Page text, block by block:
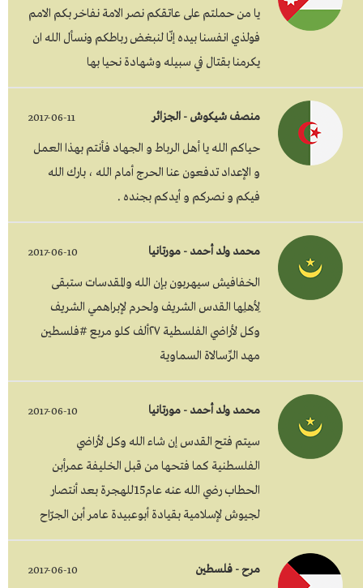
يا من حملتم على عاتقكم نصر الامة نفاخر بكم الامم
فولذي انفسنا بيده إنّا لنبغض رباطكم ونسأل الله ان
يكرمنا بقتال في سبيله وشهادة نحيا بها
منصف شيكوش - الجزائر 2017-06-11
حياكم الله يا أهل الرباط و الجهاد فأنتم بهذا العمل
و الإعداد تدفعون عنا الحرج أمام الله ، بارك الله
فيكم و نصركم و أيدكم بجنده .
محمد ولد أحمد - مورتانيا 2017-06-10
الخفافيش سيهربون بإن الله والمقدسات ستبقى
لِأهلِها القدس الشريف ولحرم لإبراهمي الشريف
وكل لأراضي الفلسطية ٢٧ألف كلو مربع #فلسطين
مهد الرِّسالاة السماوية
محمد ولد أحمد - مورتانيا 2017-06-10
سيتم فتح القدس إن شاء الله وكل لأراضي
الفلسطنية كما فتحها من قبل الخليفة عمرأبن
الحطاب رضي الله عنه عام15للهجرة بعد أنتصار
لجيوش لإسلامية بقيادة أبوعبيدة عامر أبن الجرّاح
مرح - فلسطين 2017-06-10